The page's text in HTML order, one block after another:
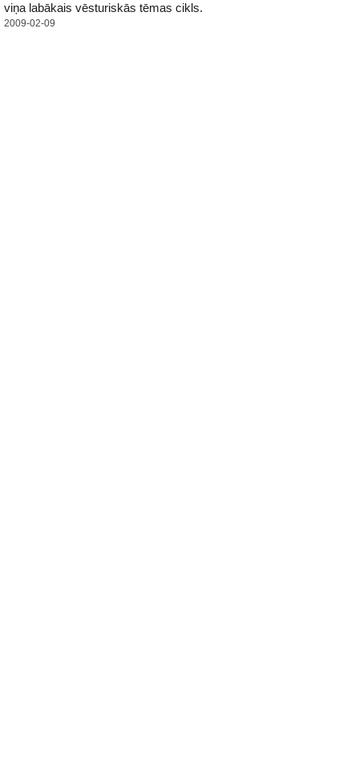
viņa labākais vēsturiskās tēmas cikls.
2009-02-09